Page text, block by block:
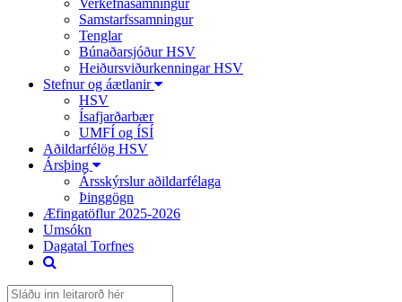
Verkefnasamningur
Samstarfssamningur
Tenglar
Búnaðarsjóður HSV
Heiðursviðurkenningar HSV
Stefnur og áætlanir
HSV
Ísafjarðarbær
UMFÍ og ÍSÍ
Aðildarfélög HSV
Ársþing
Ársskýrslur aðildarfélaga
Þinggögn
Æfingatöflur 2025-2026
Umsókn
Dagatal Torfnes